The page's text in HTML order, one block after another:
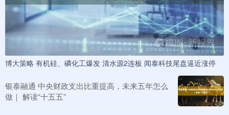
博大策略 有机硅、磷化工爆发 清水源2连板 闻泰科技尾盘逼近涨停
银泰融通 中央财政支出比重提高，未来五年怎么
做｜ 解读“十五五”